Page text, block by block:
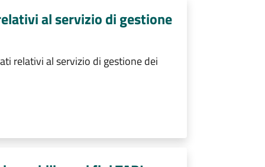
al servizio di gestione
relativi al servizio di gestione dei